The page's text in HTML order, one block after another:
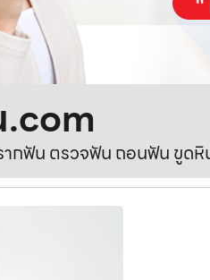
กฟัน ตรวจฟัน ถอนฟัน ขูด